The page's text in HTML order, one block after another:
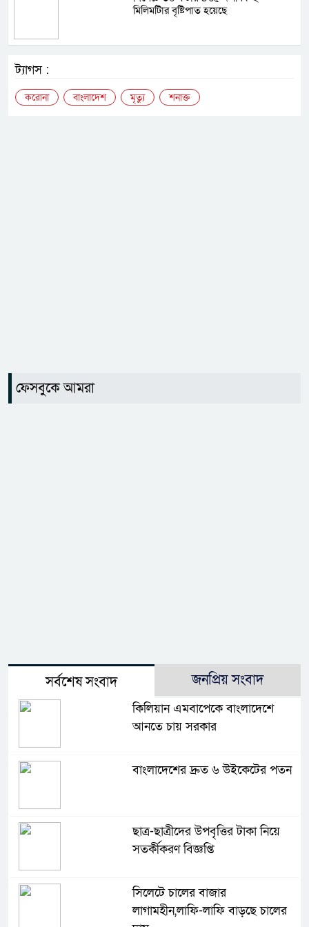
মিলিমটিার বৃষ্টিপাত হয়েছে
ট্যাগস :
করোনা বাংলাদেশ মৃত্যু শনাক্ত
ফেসবুকে আমরা
সর্বশেষ সংবাদ জনপ্রিয় সংবাদ
কিলিয়ান এমবাপেকে বাংলাদেশে
আনতে চায় সরকার
বাংলাদেশের দ্রুত ৬ উইকেটের পতন
ছাত্র-ছাত্রীদের উপবৃত্তির টাকা নিয়ে
সতর্কীকরণ বিজ্ঞপ্তি
সিলেটে চালের বাজার
লাগামহীন,লাফি-লাফি বাড়ছে চালের